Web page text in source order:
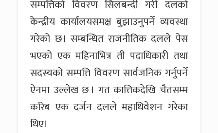
सम्पत्तिको विवरण सिलबन्दी गरी दलको
केन्द्रीय कार्यालयसमक्ष बुझाउनुपर्ने व्यवस्था
गरेको छ। सम्बन्धित राजनीतिक दलले पेस
भएको एक महिनाभित्र ती पदाधिकारी तथा
सदस्यको सम्पत्ति विवरण सार्वजनिक गर्नुपर्ने
ऐनमा उल्लेख छ । गत कात्तिकदेखि चैतसम्म
करिब एक दर्जन दलले महाधिवेशन गरेका
थिए।